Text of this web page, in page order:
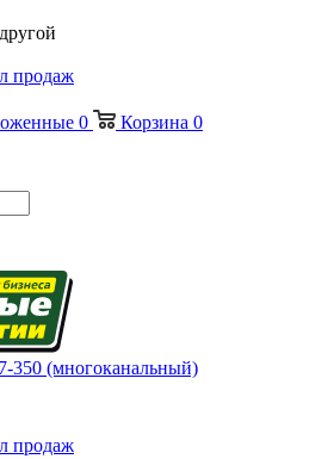
продаж
0 Корзина 0
350 (многоканальный)
продаж